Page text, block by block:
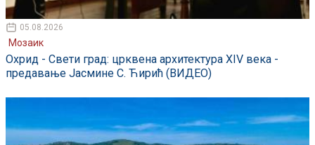
05.08.2026
Мозаик
Охрид - Свети град: црквена архитектура XIV века -
предавање Јасмине С. Ћирић (ВИДЕО)